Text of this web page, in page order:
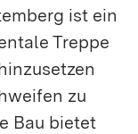
ist ein
Treppe
zu
Bau bietet